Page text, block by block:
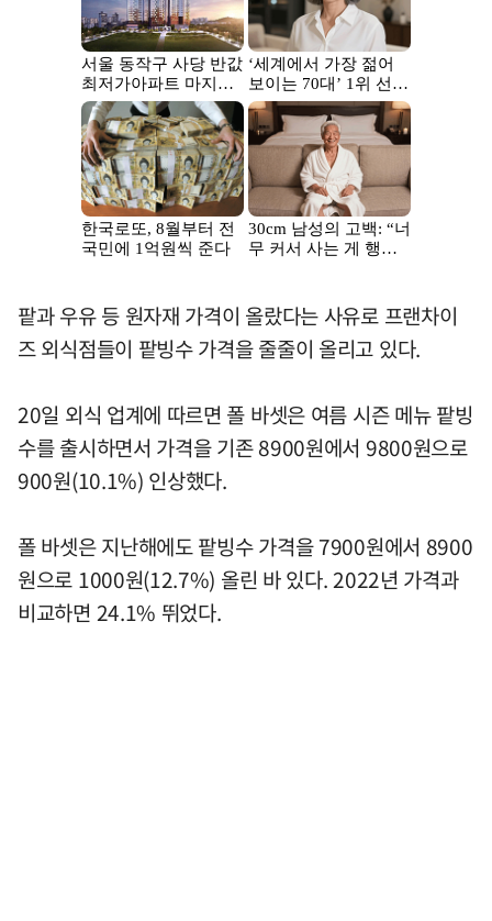
팥과 우유 등 원자재 가격이 올랐다는 사유로 프랜차이
즈 외식점들이 팥빙수 가격을 줄줄이 올리고 있다.
20일 외식 업계에 따르면 폴 바셋은 여름 시즌 메뉴 팥빙
수를 출시하면서 가격을 기존 8900원에서 9800원으로
900원(10.1%) 인상했다.
폴 바셋은 지난해에도 팥빙수 가격을 7900원에서 8900
원으로 1000원(12.7%) 올린 바 있다. 2022년 가격과
비교하면 24.1% 뛰었다.